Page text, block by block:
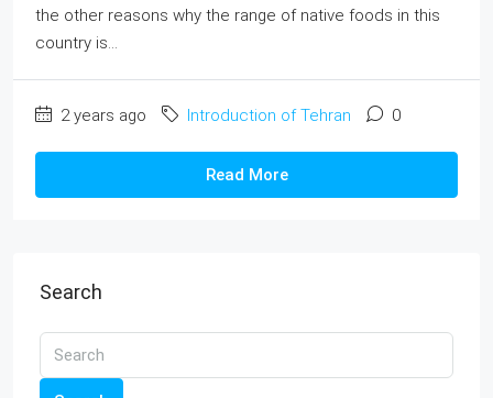
the other reasons why the range of native foods in this
country is...
2 years ago Introduction of Tehran 0
Read More
Search